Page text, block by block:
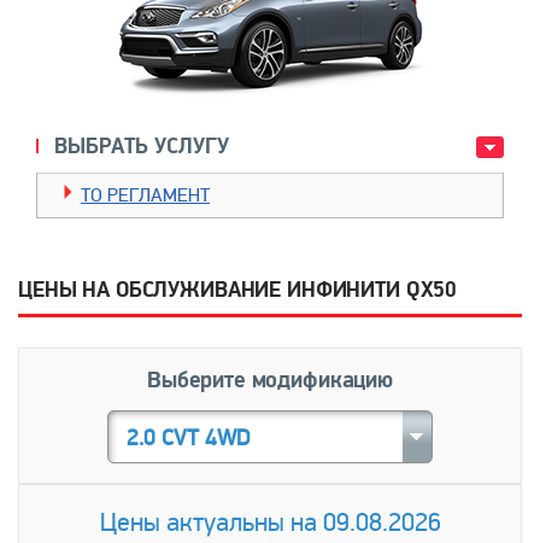
ВЫБРАТЬ УСЛУГУ
TO РЕГЛАМЕНТ
ЦЕНЫ НА ОБСЛУЖИВАНИЕ ИНФИНИТИ QX50
Выберите модификацию
2.0 CVT 4WD
Цены актуальны на 09.08.2026